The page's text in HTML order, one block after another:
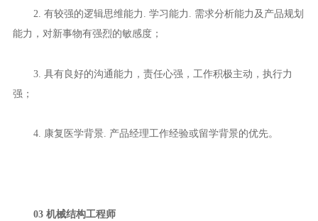
2. 有较强的逻辑思维能力. 学习能力. 需求分析能力及产品规划
能力，对新事物有强烈的敏感度；
3. 具有良好的沟通能力，责任心强，工作积极主动，执行力
强；
4. 康复医学背景. 产品经理工作经验或留学背景的优先。
03 机械结构工程师